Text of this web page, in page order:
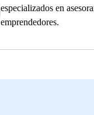
especializados en
emprendedores.